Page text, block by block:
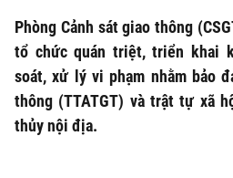
Phòng Cảnh sát giao thông
tổ chức quán triệt, triển khai
soát, xử lý vi phạm nhằm bảo
thông (TTATGT) và trật tự xã
thủy nội địa.